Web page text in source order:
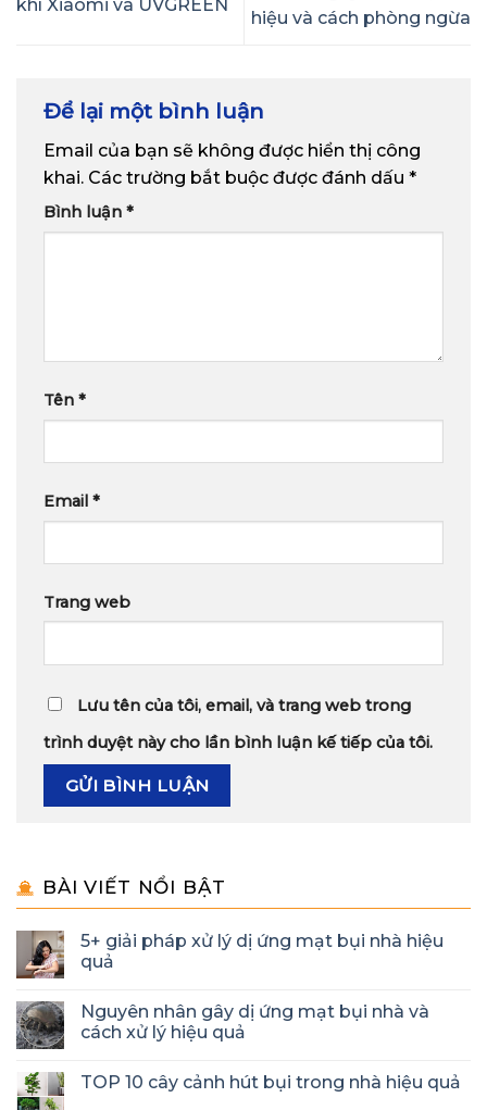
khí Xiaomi và UVGREEN
hiệu và cách phòng ngừa
Để lại một bình luận
Email của bạn sẽ không được hiển thị công
khai. Các trường bắt buộc được đánh dấu *
Bình luận *
Tên *
Email *
Trang web
Lưu tên của tôi, email, và trang web trong
trình duyệt này cho lần bình luận kế tiếp của tôi.
BÀI VIẾT NỔI BẬT
5+ giải pháp xử lý dị ứng mạt bụi nhà hiệu
quả
Nguyên nhân gây dị ứng mạt bụi nhà và
cách xử lý hiệu quả
TOP 10 cây cảnh hút bụi trong nhà hiệu quả